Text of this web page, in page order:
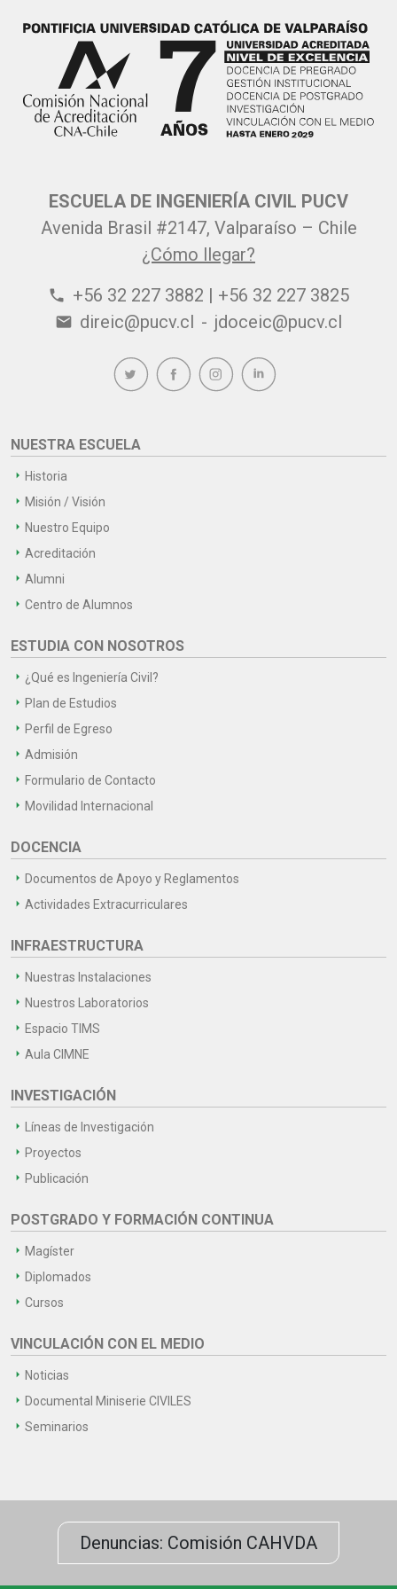
ESCUELA DE INGENIERÍA CIVIL PUCV
Avenida Brasil #2147, Valparaíso – Chile
¿Cómo llegar?
phone +56 32 227 3882 | +56 32 227 3825
email direic@pucv.cl - jdoceic@pucv.cl
NUESTRA ESCUELA
Historia
Misión / Visión
Nuestro Equipo
Acreditación
Alumni
Centro de Alumnos
ESTUDIA CON NOSOTROS
¿Qué es Ingeniería Civil?
Plan de Estudios
Perfil de Egreso
Admisión
Formulario de Contacto
Movilidad Internacional
DOCENCIA
Documentos de Apoyo y Reglamentos
Actividades Extracurriculares
INFRAESTRUCTURA
Nuestras Instalaciones
Nuestros Laboratorios
Espacio TIMS
Aula CIMNE
INVESTIGACIÓN
Líneas de Investigación
Proyectos
Publicación
POSTGRADO Y FORMACIÓN CONTINUA
Magíster
Diplomados
Cursos
VINCULACIÓN CON EL MEDIO
Noticias
Documental Miniserie CIVILES
Seminarios
Denuncias: Comisión CAHVDA